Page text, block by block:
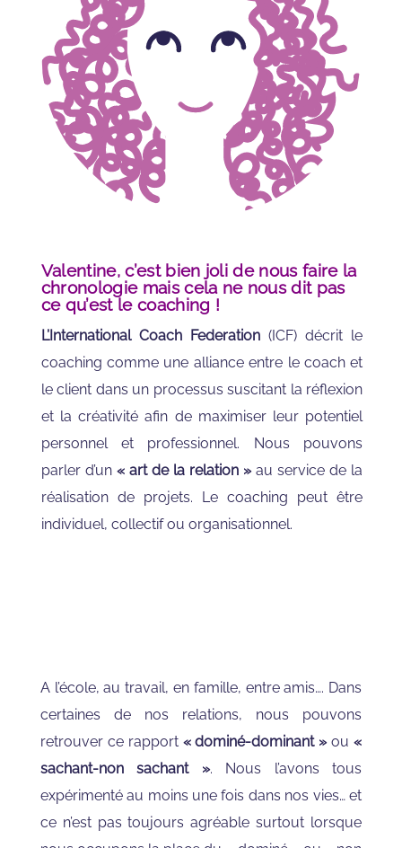
Valentine, c’est bien joli de nous faire la
chronologie mais cela ne nous dit pas
ce qu’est le coaching !
L’International Coach Federation(ICF) décrit le
coaching comme une alliance entre le coach et
le client dans un processus suscitant la réflexion
et la créativité afin de maximiser leur potentiel
personnel et professionnel. Nous pouvons
parler d’un « art de la relation »au service de la
réalisation de projets. Le coaching peut être
individuel, collectif ou organisationnel.
A l’école, au travail, en famille, entre amis…. Dans
certaines de nos relations, nous pouvons
retrouver ce rapport « dominé-dominant »ou«
sachant-non sachant ». Nous l’avons tous
expérimenté au moins une fois dans nos vies… et
ce n’est pas toujours agréable surtout lorsque